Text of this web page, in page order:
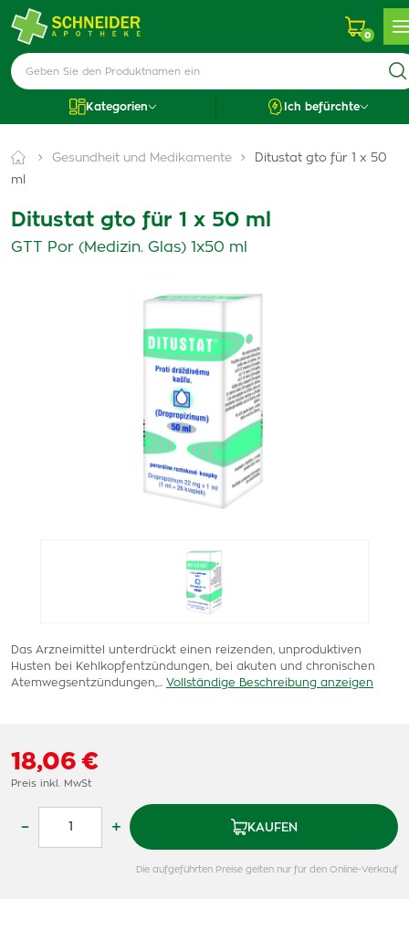
0
Kategorien Ich befürchte
Gesundheit und Medikamente
Ditustat gto für 1 x 50
ml
Ditustat gto für 1 x 50 ml
GTT Por (Medizin. Glas) 1x50 ml
Das Arzneimittel unterdrückt einen reizenden, unproduktiven
Husten bei Kehlkopfentzündungen, bei akuten und chronischen
Atemwegsentzündungen,...
Vollständige Beschreibung anzeigen
18,06 €
Preis inkl. MwSt
– + KAUFEN
Die aufgeführten Preise gelten nur für den Online-Verkauf